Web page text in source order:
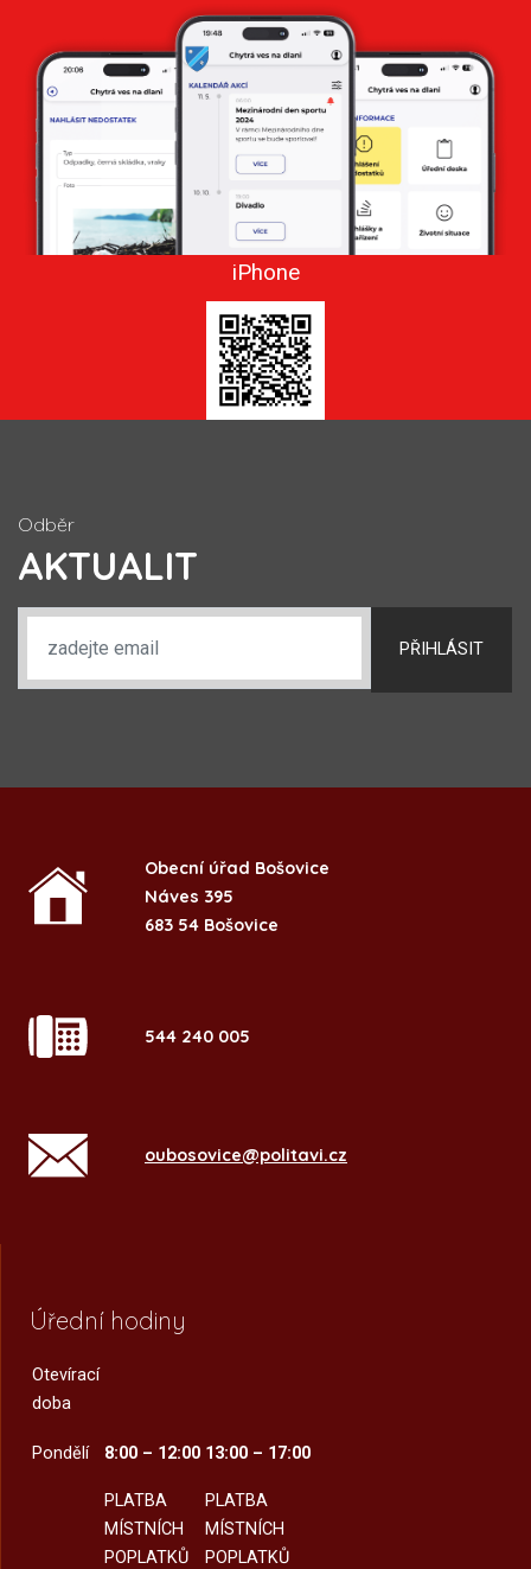
iPhone
Odběr
AKTUALIT
PŘIHLÁSIT
Obecní úřad Bošovice
Náves 395
683 54 Bošovice
544 240 005
oubosovice@politavi.cz
Úřední hodiny
Otevírací
doba
Pondělí 8:00 – 12:00
PLATBA
MÍSTNÍCH
POPLATKŮ
13:00 – 17:00
PLATBA
MÍSTNÍCH
POPLATKŮ